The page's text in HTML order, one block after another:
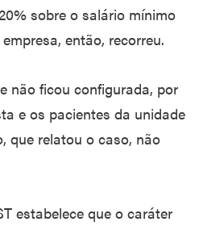
sobre o salário mínimo
então, recorreu.
não ficou configurada, por
e os pacientes da unidade
que relatou o caso, não
estabelece que o caráter